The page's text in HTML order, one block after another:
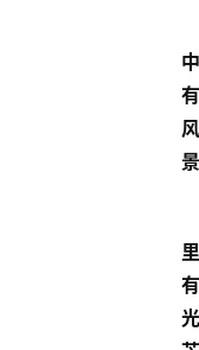
中
有
风
景
里
有
光